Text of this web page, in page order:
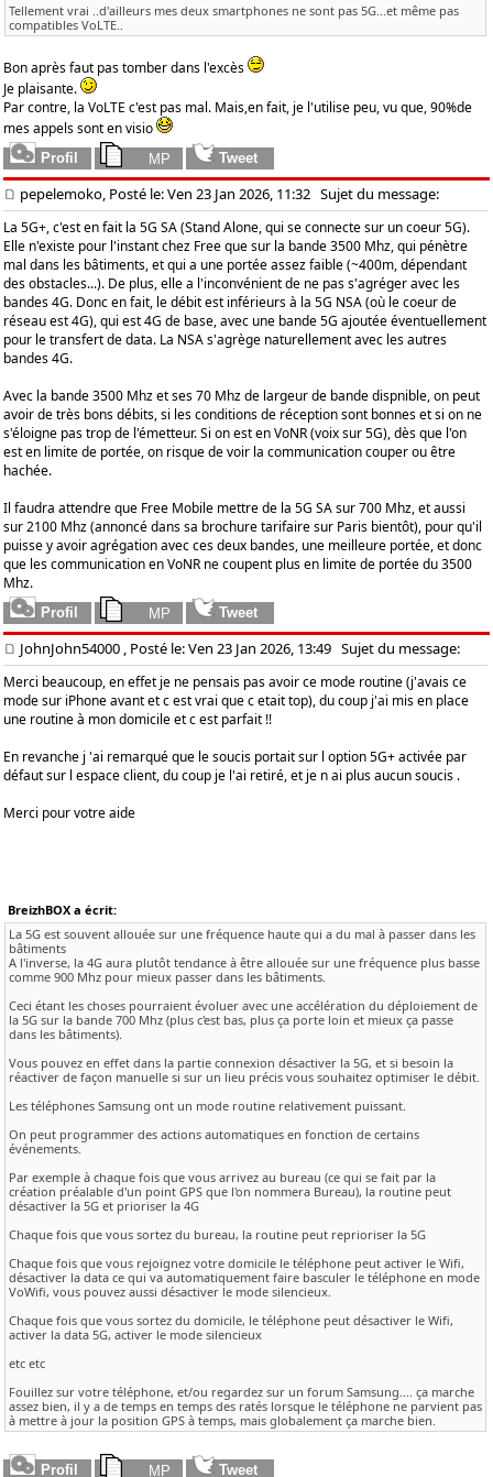
Tellement vrai ..d'ailleurs mes deux smartphones ne sont pas 5G...et même pas
compatibles VoLTE..
Bon après faut pas tomber dans l'excès
Je plaisante.
Par contre, la VoLTE c'est pas mal. Mais,en fait, je l'utilise peu, vu que, 90%de
mes appels sont en visio
pepelemoko, Posté le: Ven 23 Jan 2026, 11:32 Sujet du message:
La 5G+, c'est en fait la 5G SA (Stand Alone, qui se connecte sur un coeur 5G).
Elle n'existe pour l'instant chez Free que sur la bande 3500 Mhz, qui pénètre
mal dans les bâtiments, et qui a une portée assez faible (~400m, dépendant
des obstacles...). De plus, elle a l'inconvénient de ne pas s'agréger avec les
bandes 4G. Donc en fait, le débit est inférieurs à la 5G NSA (où le coeur de
réseau est 4G), qui est 4G de base, avec une bande 5G ajoutée éventuellement
pour le transfert de data. La NSA s'agrège naturellement avec les autres
bandes 4G.
Avec la bande 3500 Mhz et ses 70 Mhz de largeur de bande dispnible, on peut
avoir de très bons débits, si les conditions de réception sont bonnes et si on ne
s'éloigne pas trop de l'émetteur. Si on est en VoNR (voix sur 5G), dès que l'on
est en limite de portée, on risque de voir la communication couper ou être
hachée.
Il faudra attendre que Free Mobile mettre de la 5G SA sur 700 Mhz, et aussi
sur 2100 Mhz (annoncé dans sa brochure tarifaire sur Paris bientôt), pour qu'il
puisse y avoir agrégation avec ces deux bandes, une meilleure portée, et donc
que les communication en VoNR ne coupent plus en limite de portée du 3500
Mhz.
JohnJohn54000 , Posté le: Ven 23 Jan 2026, 13:49 Sujet du message:
Merci beaucoup, en effet je ne pensais pas avoir ce mode routine (j'avais ce
mode sur iPhone avant et c est vrai que c etait top), du coup j'ai mis en place
une routine à mon domicile et c est parfait !!
En revanche j 'ai remarqué que le soucis portait sur l option 5G+ activée par
défaut sur l espace client, du coup je l'ai retiré, et je n ai plus aucun soucis .
Merci pour votre aide
BreizhBOX a écrit:
La 5G est souvent allouée sur une fréquence haute qui a du mal à passer dans les
bâtiments
A l'inverse, la 4G aura plutôt tendance à être allouée sur une fréquence plus basse
comme 900 Mhz pour mieux passer dans les bâtiments.
Ceci étant les choses pourraient évoluer avec une accélération du déploiement de
la 5G sur la bande 700 Mhz (plus c'est bas, plus ça porte loin et mieux ça passe
dans les bâtiments).
Vous pouvez en effet dans la partie connexion désactiver la 5G, et si besoin la
réactiver de façon manuelle si sur un lieu précis vous souhaitez optimiser le débit.
Les téléphones Samsung ont un mode routine relativement puissant.
On peut programmer des actions automatiques en fonction de certains
événements.
Par exemple à chaque fois que vous arrivez au bureau (ce qui se fait par la
création préalable d'un point GPS que l'on nommera Bureau), la routine peut
désactiver la 5G et prioriser la 4G
Chaque fois que vous sortez du bureau, la routine peut reprioriser la 5G
Chaque fois que vous rejoignez votre domicile le téléphone peut activer le Wifi,
désactiver la data ce qui va automatiquement faire basculer le téléphone en mode
VoWifi, vous pouvez aussi désactiver le mode silencieux.
Chaque fois que vous sortez du domicile, le téléphone peut désactiver le Wifi,
activer la data 5G, activer le mode silencieux
etc etc
Fouillez sur votre téléphone, et/ou regardez sur un forum Samsung.... ça marche
assez bien, il y a de temps en temps des ratés lorsque le téléphone ne parvient pas
à mettre à jour la position GPS à temps, mais globalement ça marche bien.